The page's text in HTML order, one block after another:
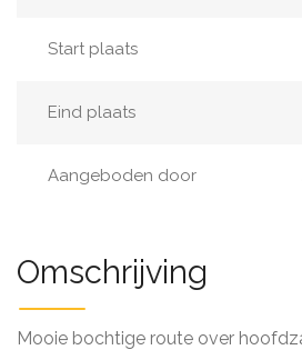
Start plaats
Eind plaats
Aangeboden door
Omschrijving
Mooie bochtige route over